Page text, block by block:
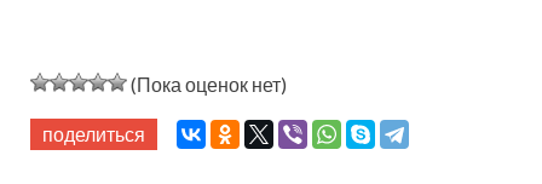
(Пока оценок нет)
поделиться